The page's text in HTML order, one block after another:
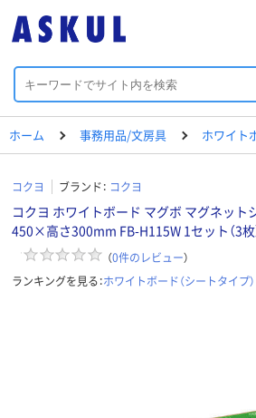
ホーム 事務用品/文房具 ホワイト
コクヨ ブランド： コクヨ
コクヨ ホワイトボード マグボ マグネット
450×高さ300mm FB-H115W 1セット（3枚
（0件のレビュー）
ランキングを見る：ホワイトボード（シートタイプ）